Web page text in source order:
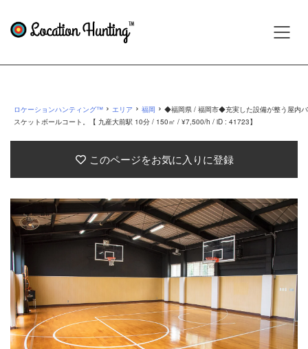
ロケーションハンティング™ › エリア › 福岡 › ◆福岡県 / 福岡市◆充実した設備が整う屋内バ
スケットボールコート。【 九産大前駅 10分 / 150㎡ / ¥7,500/h / iD : 41723】
このページをお気に入りに登録